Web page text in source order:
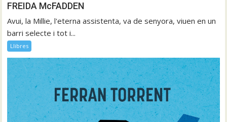
FREIDA McFADDEN
Avui, la Millie, l'eterna assistenta, va de senyora, viuen en un
barri selecte i tot i...
Llibres